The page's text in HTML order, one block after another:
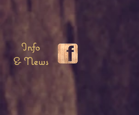
Info
& News